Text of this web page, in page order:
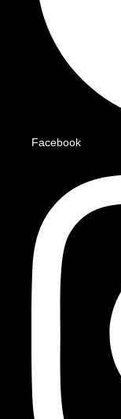
Facebook